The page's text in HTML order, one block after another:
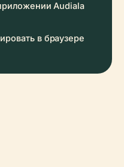
Audiala
в браузере